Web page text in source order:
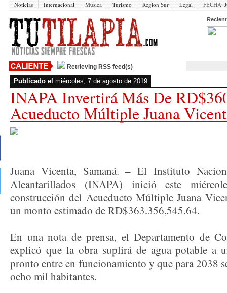
Noticias Internacional Musica Turismo Region Sur Legal FECHA:
Retrieving RSS feed(s)
Publicado el miércoles, 7 de agosto de 2019
INAPA Invertirá Más De
Acueducto Múltiple Juana
Juana Vicenta, Samaná. – El Instituto
Alcantarillados (INAPA) inició este
construcción del Acueducto Múltiple Juana
un monto estimado de RD$363.356,545.64.
En una nota de prensa, el Departamento de
explicó que la obra suplirá de agua potable a
pronto entre en funcionamiento y que para 2038
ocho mil habitantes.